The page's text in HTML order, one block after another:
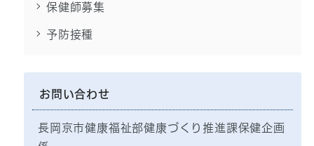
保健師募集
予防接種
お問い合わせ
長岡京市健康福祉部健康づくり推進課保健企画